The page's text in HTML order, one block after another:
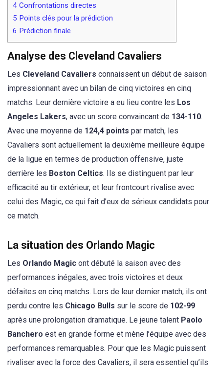
4 Confrontations directes
5 Points clés pour la prédiction
6 Prédiction finale
Analyse des Cleveland Cavaliers
Les Cleveland Cavaliers connaissent un début de saison
impressionnant avec un bilan de cinq victoires en cinq
matchs. Leur dernière victoire a eu lieu contre les Los
Angeles Lakers, avec un score convaincant de 134-110.
Avec une moyenne de 124,4 points par match, les
Cavaliers sont actuellement la deuxième meilleure équipe
de la ligue en termes de production offensive, juste
derrière les Boston Celtics. Ils se distinguent par leur
efficacité au tir extérieur, et leur frontcourt rivalise avec
celui des Magic, ce qui fait d’eux de sérieux candidats pour
ce match.
La situation des Orlando Magic
Les Orlando Magic ont débuté la saison avec des
performances inégales, avec trois victoires et deux
défaites en cinq matchs. Lors de leur dernier match, ils ont
perdu contre les Chicago Bulls sur le score de 102-99
après une prolongation dramatique. Le jeune talent Paolo
Banchero est en grande forme et mène l’équipe avec des
performances remarquables. Pour que les Magic puissent
rivaliser avec la force des Cavaliers, il sera essentiel qu’ils